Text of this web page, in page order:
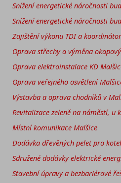
Snížení energetické náročnosti
Snížení energetické náročnosti
Zajištění výkonu TDI a
Oprava střechy a výměna
Oprava elektroinstalace KD
Oprava veřejného osvětlení
Výstavba a oprava chodníků v
Revitalizace zeleně na náměstí, u
Místní komunikace Malšice
Dodávka dřevěných pelet pro
Sdružené dodávky elektrické
Stavební úpravy a bezbariérové